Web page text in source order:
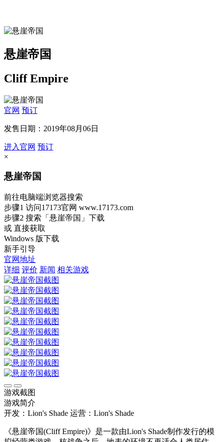
悬崖帝国
Cliff Empire
官网 预订
发售日期：2019年08月06日
进入官网 预订
×
悬崖帝国
前往电脑端浏览器搜索
步骤1 访问17173官网 www.17173.com
步骤2 搜索 「悬崖帝国」 下载
或 直接获取
Windows 版下载
新手引导
官网地址
详细 评价 新闻 相关游戏
游戏截图
游戏简介
开发：Lion's Shade 运营：Lion's Shade
《悬崖帝国(Cliff Empire)》是一款由Lion's Shade制作发行的模